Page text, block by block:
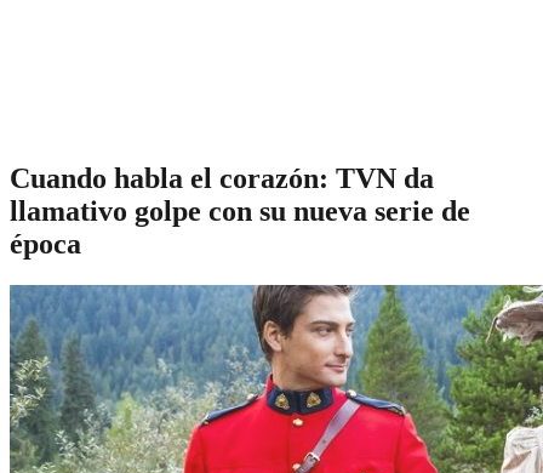
Cuando habla el corazón: TVN da
llamativo golpe con su nueva serie de
época